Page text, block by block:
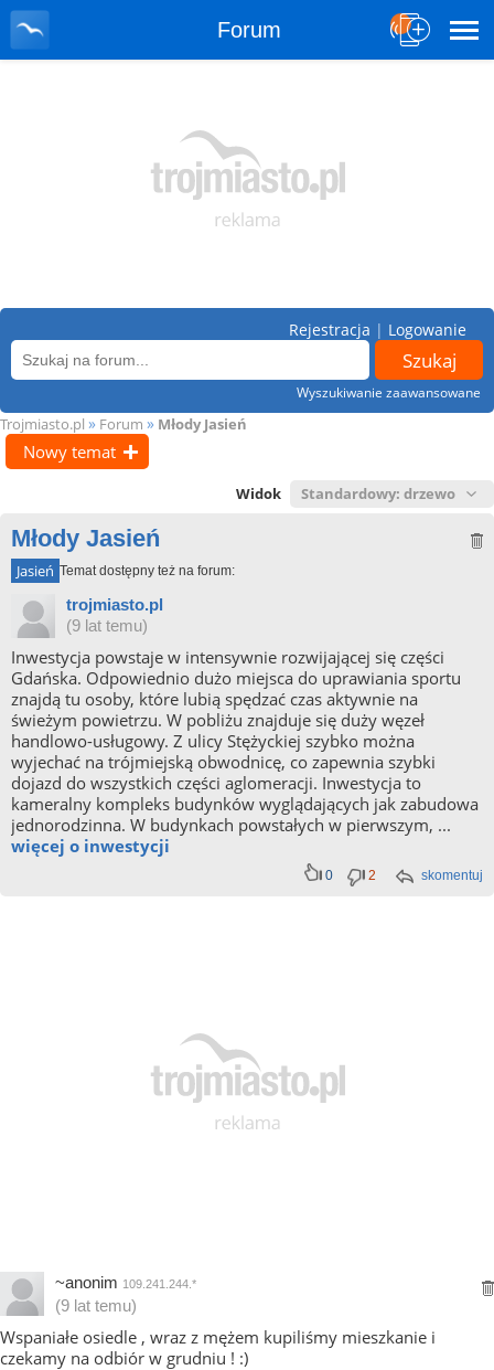
Forum
Wyszukiwanie zaawansowane
Rejestracja | Logowanie
Trojmiasto.pl » Forum » Młody Jasień
Nowy temat
Widok
Młody Jasień
Jasień Temat dostępny też na forum:
trojmiasto.pl
(9 lat temu)
Inwestycja powstaje w intensywnie rozwijającej się części
Gdańska. Odpowiednio dużo miejsca do uprawiania sportu
znajdą tu osoby, które lubią spędzać czas aktywnie na
świeżym powietrzu. W pobliżu znajduje się duży węzeł
handlowo-usługowy. Z ulicy Stężyckiej szybko można
wyjechać na trójmiejską obwodnicę, co zapewnia szybki
dojazd do wszystkich części aglomeracji. Inwestycja to
kameralny kompleks budynków wyglądających jak zabudowa
jednorodzinna. W budynkach powstałych w pierwszym, ...
więcej o inwestycji
skomentuj
0 2
~anonim 109.241.244.*
(9 lat temu)
Wspaniałe osiedle , wraz z mężem kupiliśmy mieszkanie i
czekamy na odbiór w grudniu ! :)